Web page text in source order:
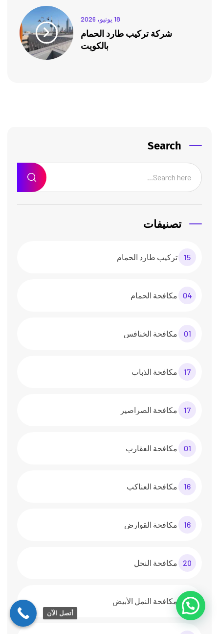
18 يونيو، 2026
شركة تركيب طارد الحمام
بالكويت
Search
تصنيفات
تركيب طارد الحمام 15
مكافحة الحمام 04
مكافحة الخنافس 01
مكافحة الذباب 17
مكافحة الصراصير 17
مكافحة العقارب 01
مكافحة العناكب 16
مكافحة القوارض 16
مكافحة النحل 20
مكافحة النمل الأبيض 16
أتصل الآن